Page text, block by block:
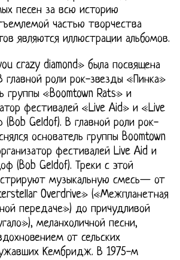
песен за всю историю
частью творчества
являются иллюстрации альбомов.
crazy diamond» была посвящена
роли рок-звезды «Пинка»
группы «Boomtown Rats» и
фестивалей «Live Aid» и «Live
Geldof). В главной роли рок-
основатель группы Boomtown
фестивалей Live Aid и
(Bob Geldof). Треки с этой
музыкальную смесь— от
Overdrive» («Межпланетная
передаче») до причудливой
меланхоличной песни,
от сельских
Кембридж. В 1975-м